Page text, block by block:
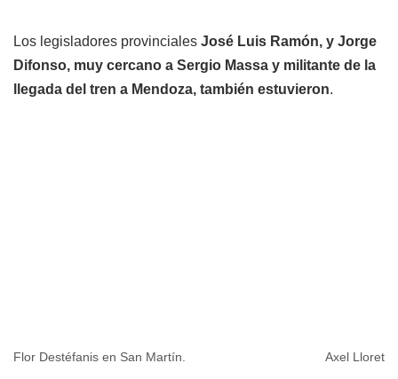
Los legisladores provinciales José Luis Ramón, y Jorge
Difonso, muy cercano a Sergio Massa y militante de la
llegada del tren a Mendoza, también estuvieron.
Flor Destéfanis en San Martín. Axel Lloret